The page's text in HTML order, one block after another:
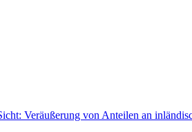
Veräußerung von Anteilen an